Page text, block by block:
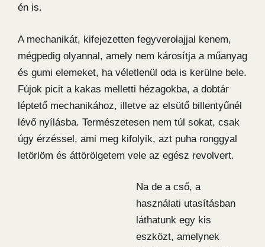
én is.
A mechanikát, kifejezetten fegyverolajjal kenem,
mégpedig olyannal, amely nem károsítja a műanyag
és gumi elemeket, ha véletlenül oda is kerülne bele.
Fújok picit a kakas melletti hézagokba, a dobtár
léptető mechanikához, illetve az elsütő billentyűnél
lévő nyílásba. Természetesen nem túl sokat, csak
úgy érzéssel, ami meg kifolyik, azt puha ronggyal
letörlöm és áttörölgetem vele az egész revolvert.
Na de a cső, a
használati utasításban
láthatunk egy kis
eszközt, amelynek